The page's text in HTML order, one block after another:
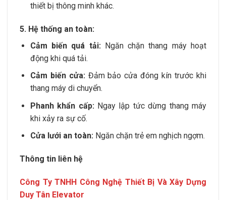
thiết bị thông minh khác.
5. Hệ thống an toàn:
Cảm biến quá tải: Ngăn chặn thang máy hoạt
động khi quá tải.
Cảm biến cửa:Đảm bảo cửa đóng kín trước khi
thang máy di chuyển.
Phanh khẩn cấp:Ngay lập tức dừng thang máy
khi xảy ra sự cố.
Cửa lưới an toàn:Ngăn chặn trẻ em nghịch ngợm.
Thông tin liên hệ
Công Ty TNHH Công Nghệ Thiết Bị Và Xây Dựng
Duy Tân Elevator